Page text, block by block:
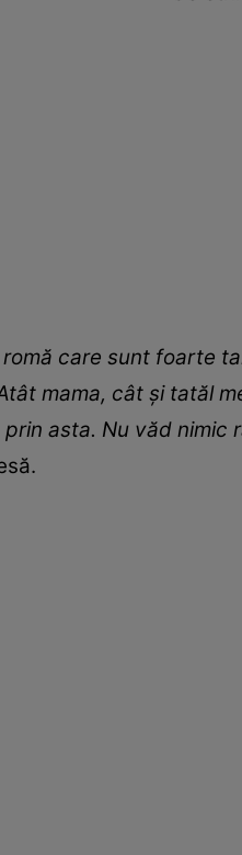
romă care sunt foarte
mama, cât şi tatăl
asta. Nu văd nimic